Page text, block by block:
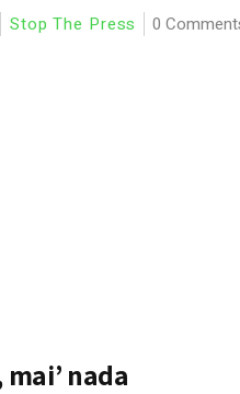
Stop The Press 0
nada